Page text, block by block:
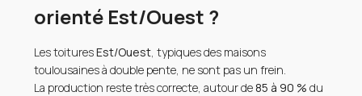
orienté Est/Ouest ?
Les toituresEst/Ouest , typiques des maisons
toulousaines à double pente, ne sont pas un frein.
La production reste très correcte, autour de85 à 90 % du